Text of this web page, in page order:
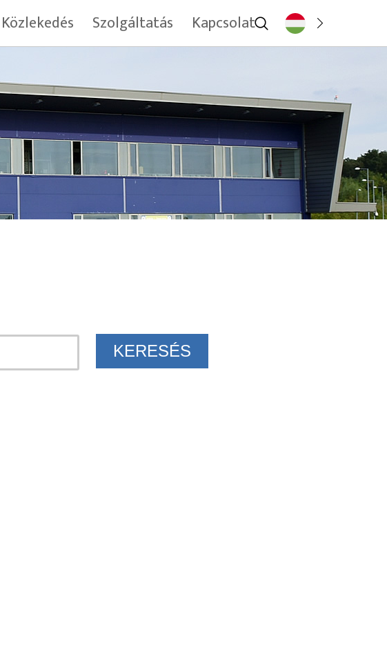
Közlekedés Szolgáltatás Kapcsolat